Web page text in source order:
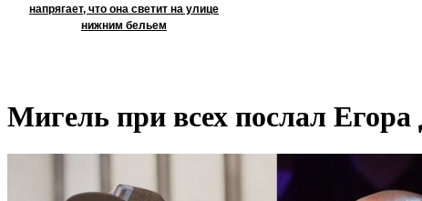
напрягает, что она светит на улице
нижним бельем
Мигель при всех послал